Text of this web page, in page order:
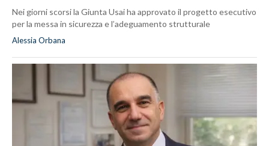
Nei giorni scorsi la Giunta Usai ha approvato il progetto esecutivo
per la messa in sicurezza e l’adeguamento strutturale
Alessia Orbana